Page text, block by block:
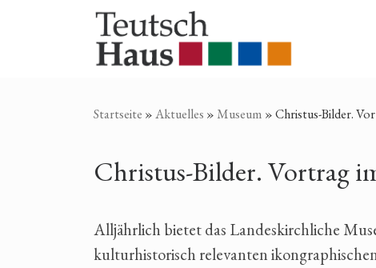
Zum Inhalt springen
Startseite »Aktuelles » Museum »Christus-Bilder.
Christus-Bilder. Vortrag
Alljährlich bietet das Landeskirchliche
kulturhistorisch relevanten